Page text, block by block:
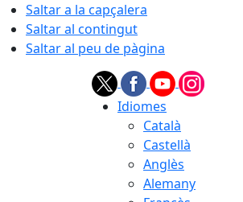
Saltar a la capçalera
Saltar al contingut
Saltar al peu de pàgina
Idiomes
Català
Castellà
Anglès
Alemany